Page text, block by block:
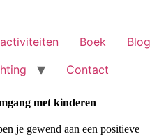
Boek
Blog
Contact
met kinderen
je gewend aan een positieve